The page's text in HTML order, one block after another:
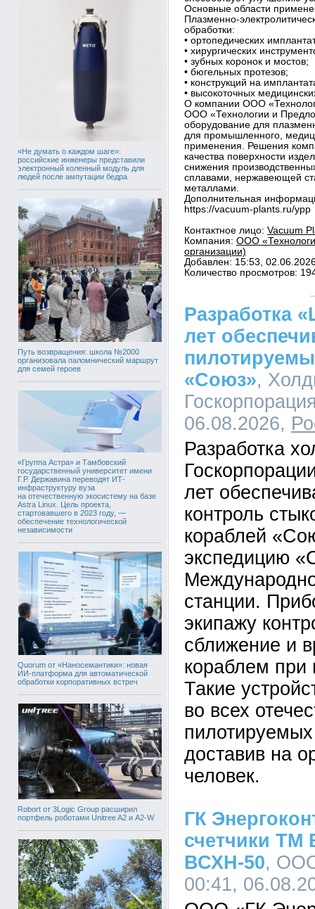
«Не думать о каждом шаге»:
российские инженеры представили
электронный коленный модуль для
людей после ампутации бедра
Путь возвращения: школа №2000
организовала паломнический маршрут
для семей героев
«Группа Астра» и Тамбовский
государственный университет имени
Г.Р. Державина переводят ИТ-
инфраструктуру вуза
на отечественную экосистему на базе
Astra Linux. Цель проекта,
стартовавшего в 2023 году, —
обеспечение технологической
независимости
Quorum от «Наносемантики»: новая
ИИ-платформа для автоматической
обработки корпоративных встреч
Robort от 3Logic Group расширил
портфель роботами Unitree A2 и A2-W
Основные области
Плазменно-
обработки:
• ортопедических
• хирургических
• зубных коронок и мостов;
• бюгельных протезов;
• конструкций на
• высокоточных
О компании ООО
ООО «Технологии и
оборудование для
для промышленного,
применения. Решения
качества поверхности
снижения
сплавами, нержавеющей
металлами.
Дополнительная
https://vacuum-plants.ru/ypp
Контактное лицо: Vacuum
Компания: ООО
организации)
Добавлен: 15:53,
Количество просмотров:
Разработка
лет
«Союз»,
06.08.2026,
Разработка
лет
контроль
кораблей
экспедицию
станции.
экипажу
сближение и
кораблем при
Такие
во всех
доставив на
человек.
ГК
счетчики ТМ
ВСХН-50,
00:41,